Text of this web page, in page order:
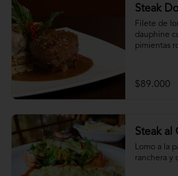
Steak
Filete de
dauphine
pimientas
$89.000
Steak al
Lomo a la
ranchera y